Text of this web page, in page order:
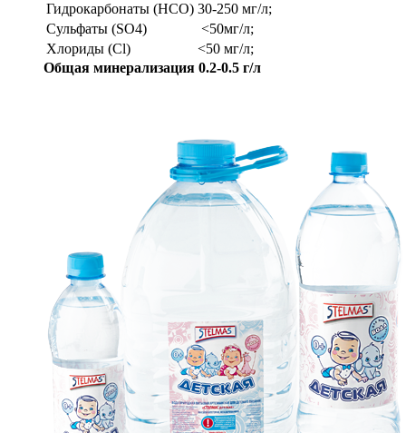
Гидрокарбонаты (HCO) 30-250 мг/л;
Сульфаты (SO4)
<50мг/л;
Хлориды (Cl)
<50 мг/л;
Общая минерализация 0.2-0.5 г/л